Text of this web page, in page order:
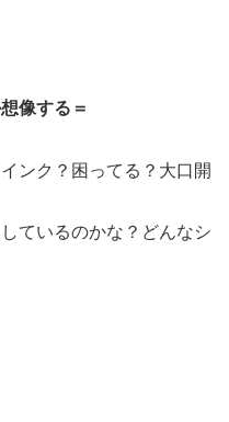
像する＝
ンク？困ってる？大口開
ているのかな？どんなシ